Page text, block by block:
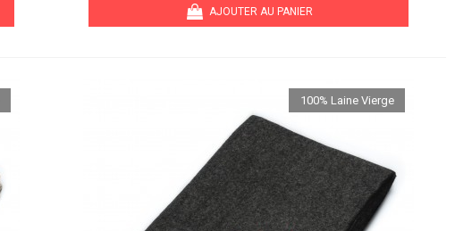
AJOUTER AU PANIER
100% Laine Vierge